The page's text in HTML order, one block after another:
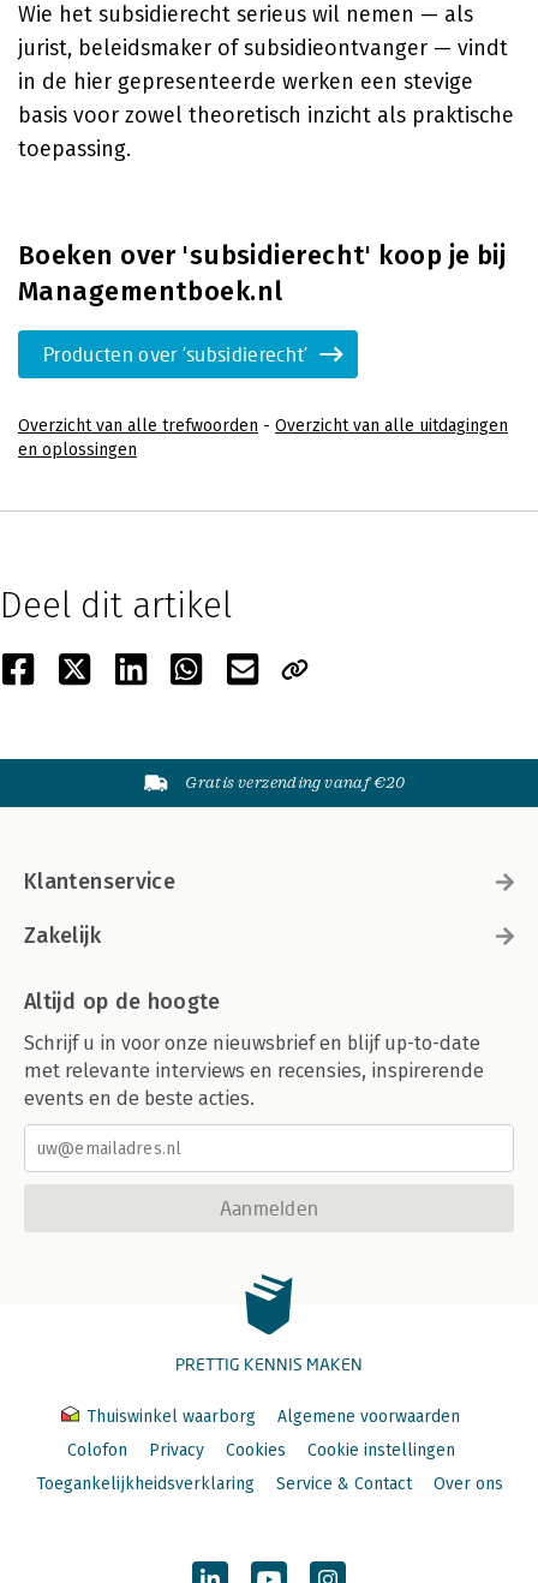
Wie het subsidierecht serieus wil nemen — als
jurist, beleidsmaker of subsidieontvanger — vindt
in de hier gepresenteerde werken een stevige
basis voor zowel theoretisch inzicht als praktische
toepassing.
Boeken over 'subsidierecht' koop je bij
Managementboek.nl
Producten over 'subsidierecht'
Overzicht van alle trefwoorden - Overzicht van alle uitdagingen
en oplossingen
Deel dit artikel
Gratis verzending vanaf €20
Klantenservice
Zakelijk
Altijd op de hoogte
Schrijf u in voor onze nieuwsbrief en blijf up-to-date
met relevante interviews en recensies, inspirerende
events en de beste acties.
Aanmelden
PRETTIG KENNIS MAKEN
Thuiswinkel waarborg
Algemene voorwaarden
Colofon
Privacy Cookies
Cookie instellingen
Toegankelijkheidsverklaring
Service & Contact Over ons